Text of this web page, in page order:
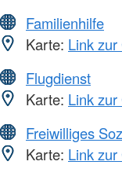
Familienhilfe
Karte: Link
Flugdienst
Karte: Link
Freiwilliges
Karte: Link